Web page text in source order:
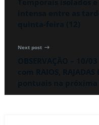
Next post